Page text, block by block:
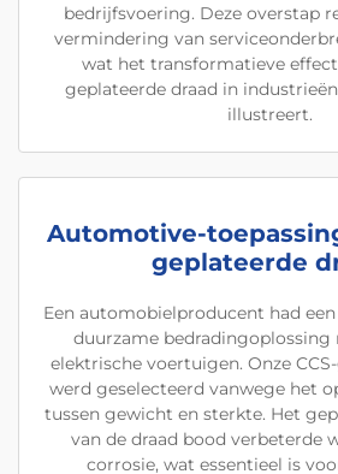
bedrijfsvoering. Deze overstap
vermindering van
wat het transformatieve effect
geplateerde draad in
illustreert.
Automotive-
geplateerde
Een automobielproducent had
duurzame
elektrische voertuigen. Onze
werd geselecteerd vanwege het
tussen gewicht en sterkte. Het
van de draad bood verbeterde
corrosie, wat essentieel is